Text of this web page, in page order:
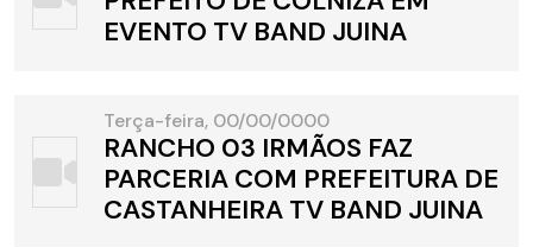
EVENTO TV BAND JUINA
Terça-feira, 00/00/0000
RANCHO 03 IRMÃOS FAZ
PARCERIA COM PREFEITURA DE
CASTANHEIRA TV BAND JUINA